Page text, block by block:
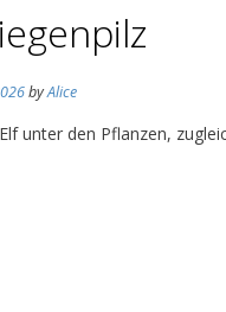
byAlice
unter den Pflanzen,